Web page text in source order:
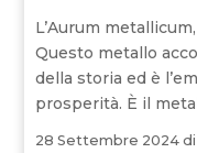
L’Aurum
Questo metallo
della storia ed è
prosperità. È il
28 Settembre 2024